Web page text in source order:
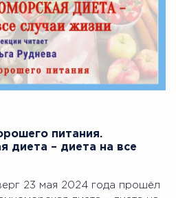
питания.
диета – диета на все
23 мая 2024 года прошёл